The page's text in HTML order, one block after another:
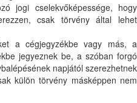
jogi cselekvőképessége, hogy
csak törvény által lehet
a cégjegyzékbe vagy más, a
jegyeznek be, a szóban forgó
napjától szerezhetnek
külön törvény másképpen nem